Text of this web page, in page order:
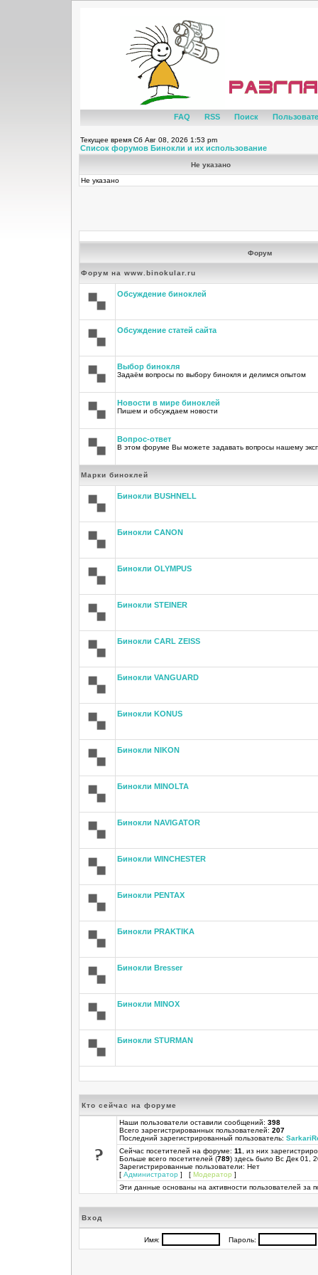
FAQ RSS Поиск
Текущее время Сб Авг 08, 2026 1:53 pm
Список форумов Бинокли и их использование
Не указано
Не указано
Форум
Форум на www.binokular.ru
Обсуждение биноклей
Обсуждение статей сайта
Выбор бинокля
Задаём вопросы по выбору бинокля и делимся опытом
Новости в мире биноклей
Пишем и обсуждаем новости
Вопрос-ответ
В этом форуме Вы можете задавать вопросы нашему
Марки биноклей
Бинокли BUSHNELL
Бинокли CANON
Бинокли OLYMPUS
Бинокли STEINER
Бинокли CARL ZEISS
Бинокли VANGUARD
Бинокли KONUS
Бинокли NIKON
Бинокли MINOLTA
Бинокли NAVIGATOR
Бинокли WINCHESTER
Бинокли PENTAX
Бинокли PRAKTIKA
Бинокли Bresser
Бинокли MINOX
Бинокли STURMAN
Кто сейчас на форуме
Наши пользователи оставили сообщений: 398
Всего зарегистрированных пользователей: 207
Последний зарегистрированный пользователь:
Сейчас посетителей на форуме: 11
, из них
Больше всего посетителей (789) здесь было Вс Дек 01,
Зарегистрированные пользователи: Нет
[ Администратор ] [ Модератор ]
Эти данные основаны на активности пользователей за
Вход
Имя: Пароль: